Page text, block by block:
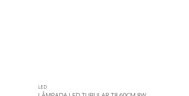
LED